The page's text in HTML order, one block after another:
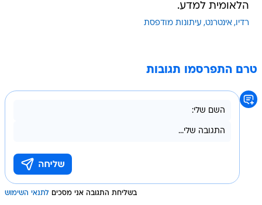
הלאומית למדע.
רדיו אינטרנט עיתונות מודפסת
טרם התפרסמו תגובות
בשליחת התגובה אני מסכים לתנאי השימוש